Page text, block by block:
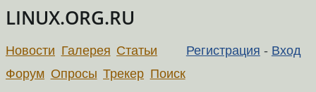
LINUX.ORG.RU
Регистрация - Вход
Новости Галерея Статьи
Форум Опросы Трекер Поиск